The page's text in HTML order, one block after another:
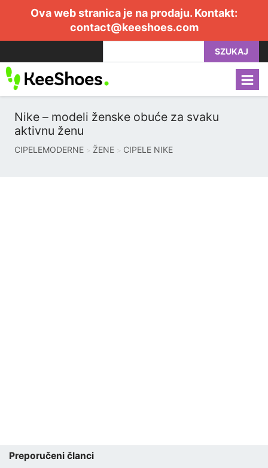
Ova web stranica je na prodaju. Kontakt:
contact@keeshoes.com
SZUKAJ
Nike – modeli ženske obuće za svaku
aktivnu ženu
CIPELEMODERNE ŽENE CIPELE NIKE
Preporučeni članci